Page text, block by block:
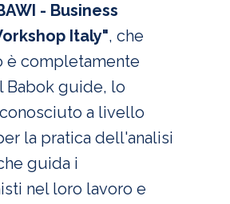
- Business
Italy", che
è completamente
Babok guide, lo
a livello
la pratica dell'analisi
guida i
nel loro lavoro e